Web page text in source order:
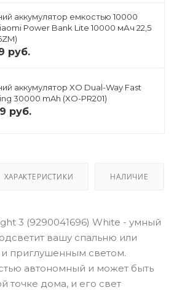
аккумулятор емкостью 10000
Power Bank Lite 10000 мАч 22,5
руб.
аккумулятор XO Dual-Way Fast
30000 mAh (XO-PR201)
руб.
ХАРАКТЕРИСТИКИ НАЛИЧИЕ
3 (9290041696) White - умный
вашу спальню или
приглушенным светом.
автономный и может быть
точке дома, и его свет